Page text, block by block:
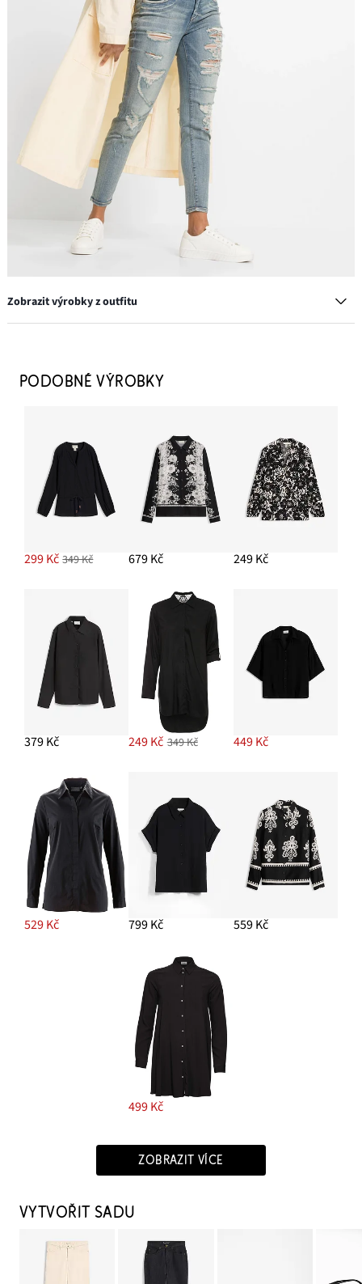
Zobrazit výrobky z outfitu
729 Kč
Šátek z plyše nicky z čisté bavlny
249 Kč
PŘIDAT DO KOŠÍKU
Náušnice s designem květů
Strečové Skinny džíny, High Waist
PŘIDAT DO KOŠÍKU
PODOBNÉ VÝROBKY
299 Kč 349 Kč 679 Kč 249 Kč
379 Kč 249 Kč 349 Kč 449 Kč
529 Kč 799 Kč 559 Kč
499 Kč
ZOBRAZIT VÍCE
VYTVOŘIT SADU